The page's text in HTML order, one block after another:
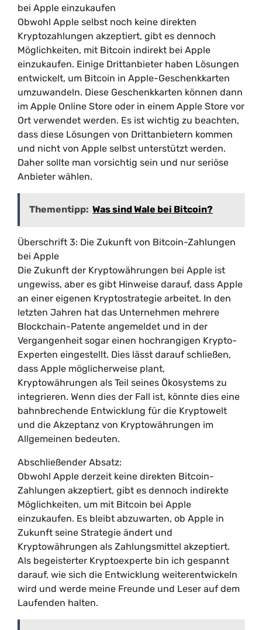
bei Apple einzukaufen
Obwohl Apple selbst noch keine direkten
Kryptozahlungen akzeptiert, gibt es dennoch
Möglichkeiten, mit Bitcoin indirekt bei Apple
einzukaufen. Einige Drittanbieter haben Lösungen
entwickelt, um Bitcoin in Apple-Geschenkkarten
umzuwandeln. Diese Geschenkkarten können dann
im Apple Online Store oder in einem Apple Store vor
Ort verwendet werden. Es ist wichtig zu beachten,
dass diese Lösungen von Drittanbietern kommen
und nicht von Apple selbst unterstützt werden.
Daher sollte man vorsichtig sein und nur seriöse
Anbieter wählen.
Thementipp: Was sind Wale bei Bitcoin?
Überschrift 3: Die Zukunft von Bitcoin-Zahlungen
bei Apple
Die Zukunft der Kryptowährungen bei Apple ist
ungewiss, aber es gibt Hinweise darauf, dass Apple
an einer eigenen Kryptostrategie arbeitet. In den
letzten Jahren hat das Unternehmen mehrere
Blockchain-Patente angemeldet und in der
Vergangenheit sogar einen hochrangigen Krypto-
Experten eingestellt. Dies lässt darauf schließen,
dass Apple möglicherweise plant,
Kryptowährungen als Teil seines Ökosystems zu
integrieren. Wenn dies der Fall ist, könnte dies eine
bahnbrechende Entwicklung für die Kryptowelt
und die Akzeptanz von Kryptowährungen im
Allgemeinen bedeuten.
Abschließender Absatz:
Obwohl Apple derzeit keine direkten Bitcoin-
Zahlungen akzeptiert, gibt es dennoch indirekte
Möglichkeiten, um mit Bitcoin bei Apple
einzukaufen. Es bleibt abzuwarten, ob Apple in
Zukunft seine Strategie ändert und
Kryptowährungen als Zahlungsmittel akzeptiert.
Als begeisterter Kryptoexperte bin ich gespannt
darauf, wie sich die Entwicklung weiterentwickeln
wird und werde meine Freunde und Leser auf dem
Laufenden halten.